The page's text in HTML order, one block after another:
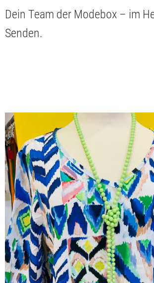
Dein Team der Modebox – im
Senden.